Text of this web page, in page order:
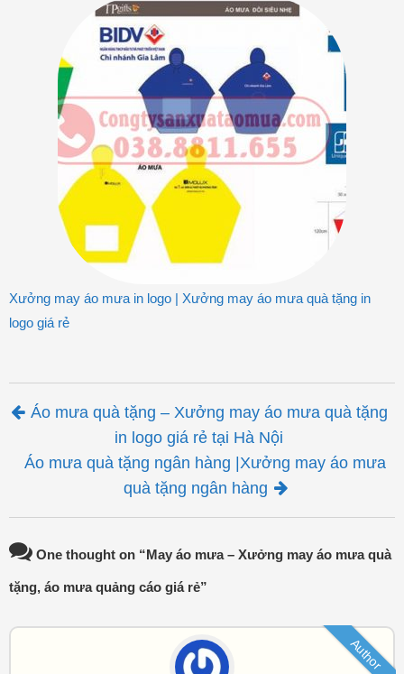
Xưởng may áo mưa in logo | Xưởng may áo mưa quà tặng in
logo giá rẻ
Post navigation
Áo mưa quà tặng – Xưởng may áo mưa quà tặng
in logo giá rẻ tại Hà Nội
Áo mưa quà tặng ngân hàng |Xưởng may áo mưa
quà tặng ngân hàng
One thought on “May áo mưa – Xưởng may áo mưa quà
tặng, áo mưa quảng cáo giá rẻ”
Author